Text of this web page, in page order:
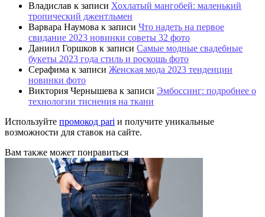
Владислав к записи Хохлатый мангобей: маленький
тропический джентльмен
Варвара Наумова к записи Что надеть на первое
свидание 2023 новинки советы 32 фото
Даниил Горшков к записи Самые модные свадебные
букеты 2023 года стиль и роскошь фото
Серафима к записи Женская мода 2023 тенденции
новинки фото
Виктория Чернышева к записи Эмбоссинг: подробнее о
технологии тиснения на ткани
Используйте промокод pari и получите уникальные
возможности для ставок на сайте.
Вам также может понравиться